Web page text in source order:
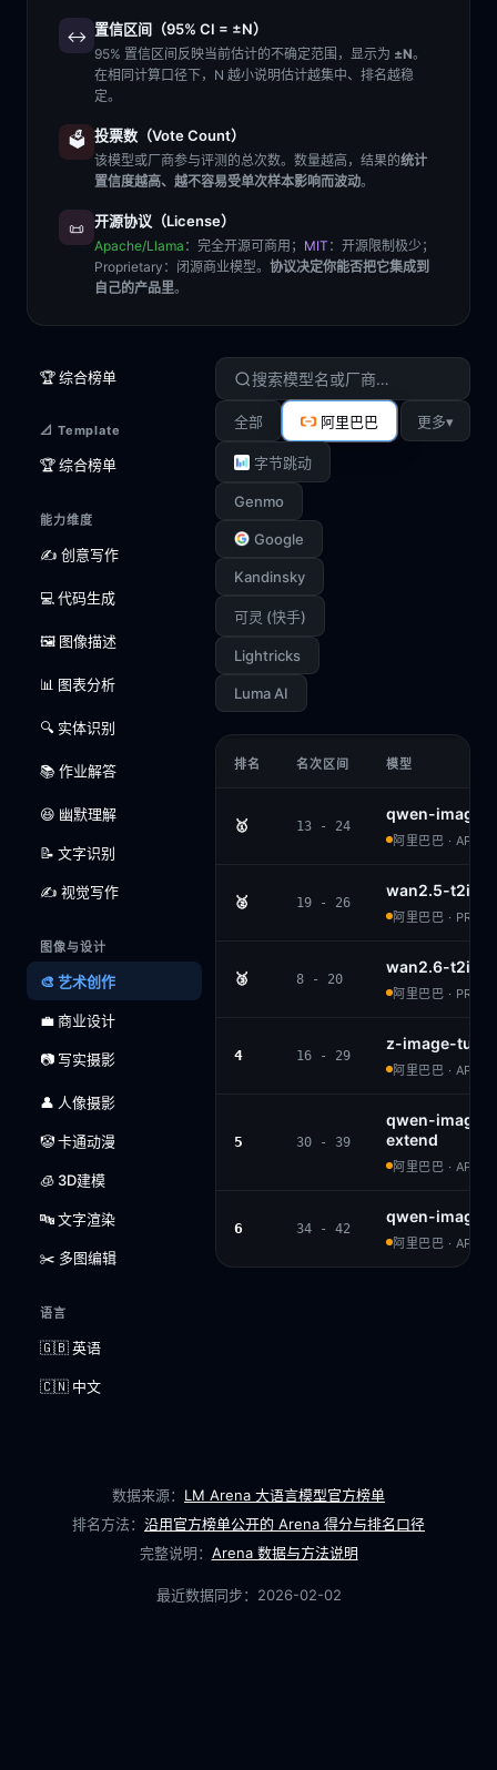
↔️ 置信区间（95% CI = ±N）
95% 置信区间反映当前估计的不确定范围，显示为 ±N。
在相同计算口径下，N 越小说明估计越集中、排名越稳
定。
🗳️ 投票数（Vote Count）
该模型或厂商参与评测的总次数。数量越高，结果的统计
置信度越高、越不容易受单次样本影响而波动。
📜 开源协议（License）
Apache/Llama ：完全开源可商用； MIT ：开源限制极少；
Proprietary ：闭源商业模型。 协议决定你能否把它集成到
自己的产品里。
🏆 综合榜单
📐 Template
🏆 综合榜单
能力维度
✍️ 创意写作
💻 代码生成
🖼️ 图像描述
📊 图表分析
🔍 实体识别
📚 作业解答
😆 幽默理解
📝 文字识别
✍️ 视觉写作
图像与设计
🎨 艺术创作
💼 商业设计
📷 写实摄影
👤 人像摄影
🤡 卡通动漫
🧊 3D建模
🔤 文字渲染
✂️ 多图编辑
语言
🇬🇧 英语
🇨🇳 中文
全部 阿里巴巴
字节跳动
Genmo
Google
Kandinsky
可灵 (快手)
Lightricks
Luma AI
更多▾
排名 名次区间 模型
🥇 13 - 24
qwen-image-
阿里巴巴 ·
🥈 19 - 26
wan2.5-t2i-
阿里巴巴 ·
🥉 8 - 20
wan2.6-t2i
阿里巴巴 ·
4 16 - 29
z-image-
阿里巴巴 ·
5 30 - 39
qwen-image-
extend
阿里巴巴 ·
6 34 - 42
qwen-image
阿里巴巴 ·
数据来源： LM Arena 大语言模型官方榜单
排名方法： 沿用官方榜单公开的 Arena 得分与排名口径
完整说明： Arena 数据与方法说明
最近数据同步： 2026-02-02